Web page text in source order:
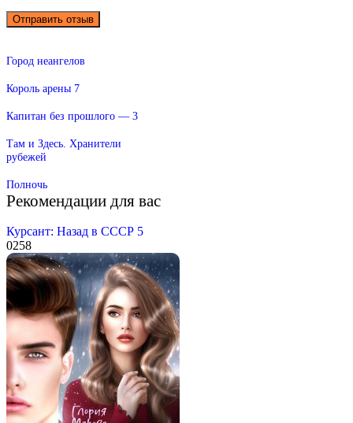
Город неангелов
Король арены 7
Капитан без прошлого — 3
Там и Здесь. Хранители
рубежей
Полночь
Рекомендации для вас
Курсант: Назад в СССР 5
0258